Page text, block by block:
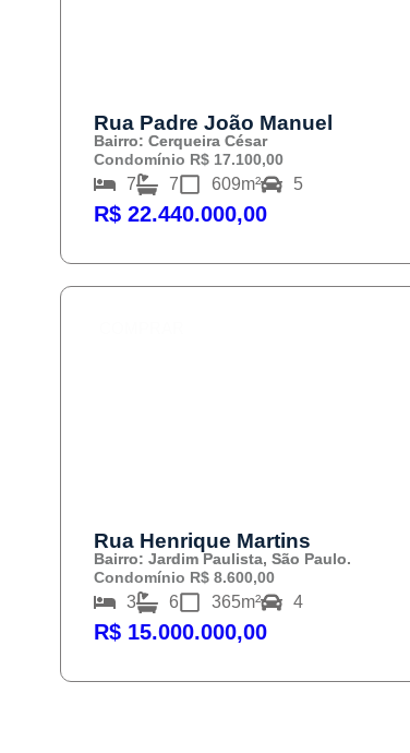
Rua Padre João Manuel
Bairro: Cerqueira César
Condomínio R$ 17.100,00
7 7 609m² 5
R$ 22.440.000,00
Rua Henrique Martins
Bairro: Jardim Paulista, São Paulo.
Condomínio R$ 8.600,00
3 6 365m² 4
R$ 15.000.000,00